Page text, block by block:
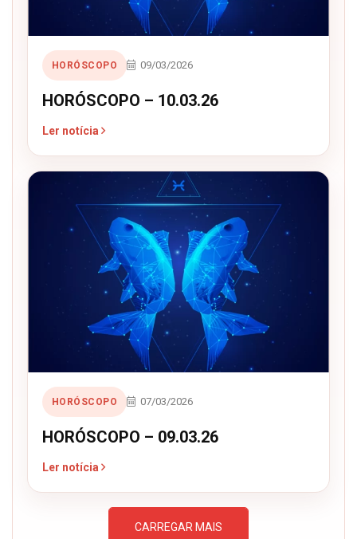
HORÓSCOPO 09/03/2026
HORÓSCOPO – 10.03.26
Ler notícia
HORÓSCOPO 07/03/2026
HORÓSCOPO – 09.03.26
Ler notícia
CARREGAR MAIS